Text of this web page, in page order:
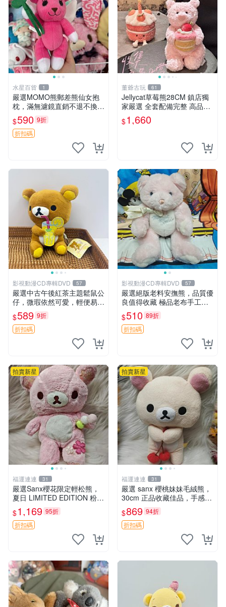
水星百貨 1
嚴選MOMO熊郵差熊仙女抱
枕，滿無濾鏡直銷不退不換
經典造型可愛必備 紅薯啵啵
間抱枕 抱枕 時尚
$590 9折
折扣碼
董爺古玩 61
Jellycat草莓熊28CM 鎮店獨
家嚴選 全套配備完整 高品質
收藏好物 紋章 玩具熊 定制熊
$1,660
影視動漫CD專輯DVD 57
嚴選中古午後紅茶主題鬆鼠公
仔，微瑕依然可愛，輕便易運
送 二手收藏推薦 工廠直營 快
遞到府 中古 玩偶 公仔
$589 9折
折扣碼
影視動漫CD專輯DVD 57
嚴選絕版老料安撫熊，品質優
良值得收藏 極品老布手工安
撫搖鈴玩具，適合哄睡寶貝
超柔老料搖鈴熊，專為孩子設
計的安心伴護 推薦絕版老布
製工藝搖鈴熊，可當作童
$510 89折
折扣碼
拍賣新星
福運連連 31
嚴選Sanx櫻花限定輕松熊，
夏日 LIMITED EDITION 粉色
毛絨熊，背有拉鏈設計，肚內
填充豆袋，精致工藝呈現，狀
態如新，適合收藏與送人 櫻
$1,169 95折
折扣碼
拍賣新星
福運連連 31
嚴選 sanx 櫻桃妹妹毛絨熊，
30cm 正品收藏佳品，手感極
軟，適合贈送與收藏 櫻桃妹
妹、sanx、毛絨熊
$869 94折
折扣碼